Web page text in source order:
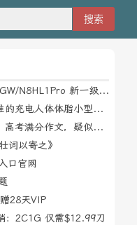
WAHIN 华凌 KFR-35GW/N8HL1Pro 新一级能效 壁挂式空调 1.5匹
电子称体重秤家用精准的充电人体体脂小型称重支持HUAWEI HiLink
网传的《东风的一生》高考满分作文，疑似自媒体或其他渠道炒作
词以寄之》
口官网
28天VIP
：2C1G 仅需$12.99刀